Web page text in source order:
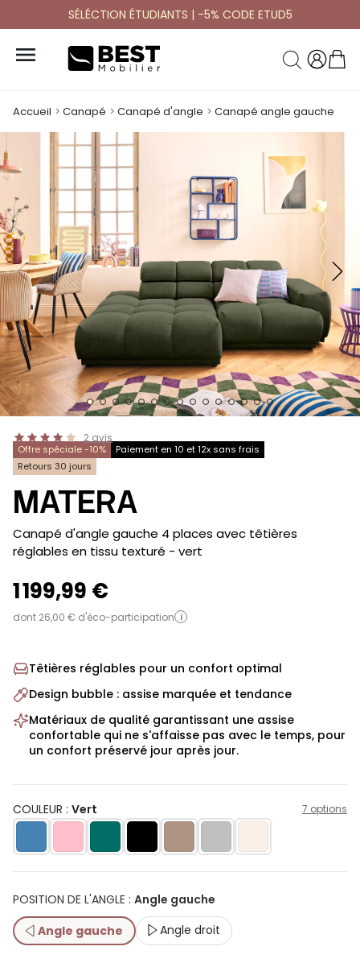
SÉLÉCTION ÉTUDIANTS | -5% CODE ETUD5

Accueil Canapé Canapé d'angle Canapé angle gauche
2 avis
Offre spéciale -10%
Paiement en 10 et 12x sans frais
Retours 30 jours
MATERA
-
Canapé d'angle gauche 4 places avec têtières
réglables en tissu texturé - vert
1 199,99 €
dont 26,00 € d'éco-participation i
Têtières réglables pour un confort optimal
Design bubble : assise marquée et tendance
Matériaux de qualité garantissant une assise
confortable qui ne s'affaisse pas avec le temps, pour
un confort préservé jour après jour.
COULEUR : Vert 7 options
POSITION DE L'ANGLE : Angle gauche
Angle gauche
Angle droit